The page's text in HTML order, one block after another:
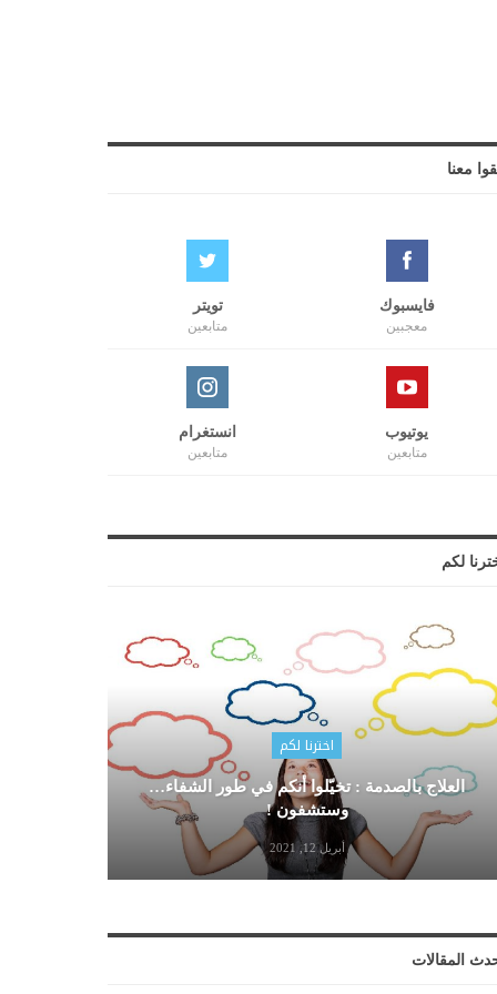
معنا
فايسبوك
معجبين
تويتر
متابعين
يوتيوب
متابعين
انستغرام
متابعين
لكم
اخترنا لكم
العلاج بالصدمة : تخيّلوا أنكم في طور الشفاء…
وستشفون !
أبريل 12, 2021
المقالات